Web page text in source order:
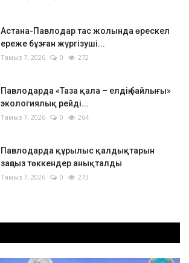
Астана-Павлодар тас жолында өрескел
ереже бұзған жүргізуші...
Тамыз 7, 2026 0 272
Павлодарда «Таза қала – елдің байлығы»
экологиялық рейді...
Тамыз 7, 2026 0 264
Павлодарда құрылыс қалдықтарын
заңсыз төккендер анықталды
Тамыз 7, 2026 0 273